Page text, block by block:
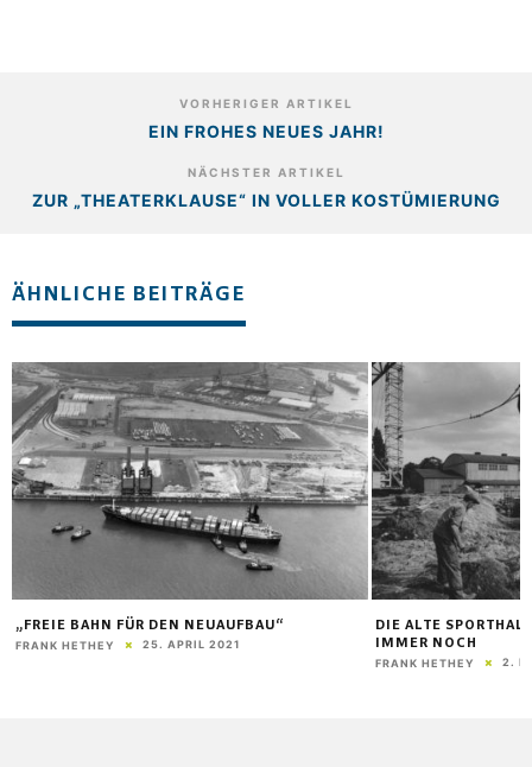
VORHERIGER ARTIKEL
EIN FROHES NEUES JAHR!
NÄCHSTER ARTIKEL
ZUR „THEATERKLAUSE“ IN VOLLER KOSTÜMIERUNG
ÄHNLICHE BEITRÄGE
DIE ALTE SPORTHALLE STEHT VIELLEICHT
IMMER NOCH
KEINE
AM MARKT
FRANK HETHEY 9.